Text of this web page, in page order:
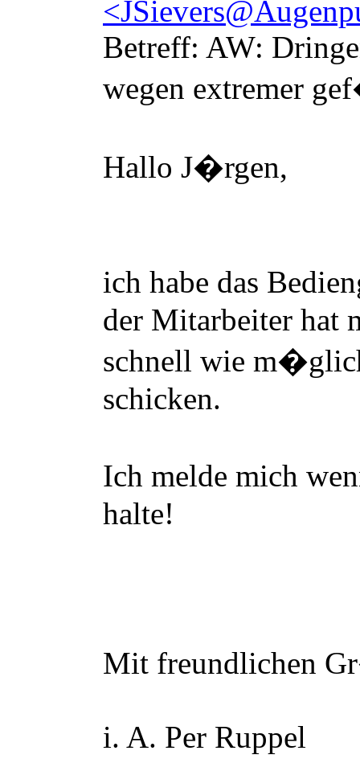
Betreff: AW:
wegen extremer gef
Hallo J�rgen,
ich habe das
der Mitarbeiter hat
schnell wie m�
schicken.
Ich melde mich
halte!
Mit freundlichen Gr
i. A. Per Ruppel